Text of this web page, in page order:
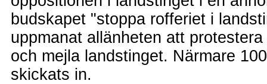
budskapet "stoppa rofferiet i
uppmanat allänheten att
och mejla landstinget. Närmare
skickats in.